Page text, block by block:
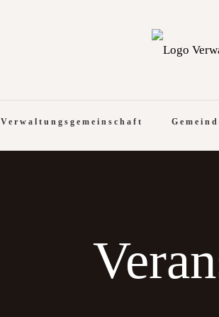
Verwaltungsgemeinschaft